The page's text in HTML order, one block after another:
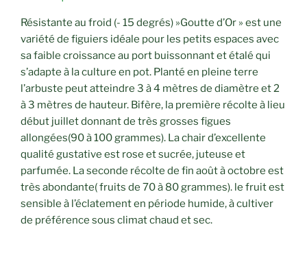
Résistante au froid (- 15 degrés) »Goutte d’Or » est une
variété de figuiers idéale pour les petits espaces avec
sa faible croissance au port buissonnant et étalé qui
s’adapte à la culture en pot. Planté en pleine terre
l’arbuste peut atteindre 3 à 4 mètres de diamètre et 2
à 3 mètres de hauteur. Bifère, la première récolte à lieu
début juillet donnant de très grosses figues
allongées(90 à 100 grammes). La chair d’excellente
qualité gustative est rose et sucrée, juteuse et
parfumée. La seconde récolte de fin août à octobre est
très abondante( fruits de 70 à 80 grammes). le fruit est
sensible à l’éclatement en période humide, à cultiver
de préférence sous climat chaud et sec.